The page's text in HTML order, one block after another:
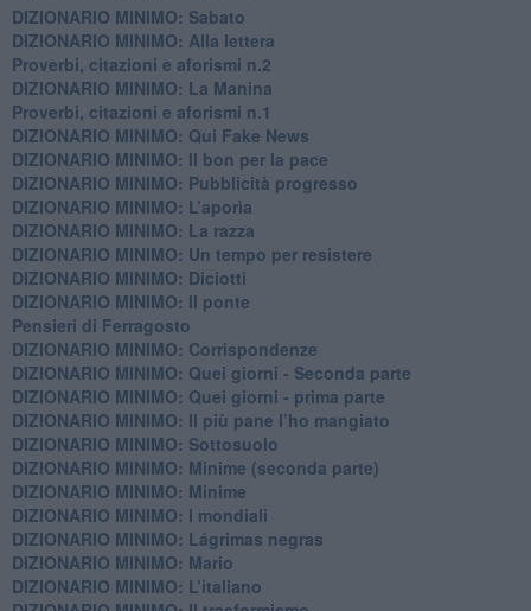
DIZIONARIO MINIMO: Sabato
​DIZIONARIO MINIMO: Alla lettera
Proverbi, citazioni e aforismi n.2
DIZIONARIO MINIMO: La Manina
​Proverbi, citazioni e aforismi n.1
DIZIONARIO MINIMO: Qui Fake News
DIZIONARIO MINIMO: ​Il bon per la pace
DIZIONARIO MINIMO: Pubblicità progresso
DIZIONARIO MINIMO: L’aporìa
DIZIONARIO MINIMO: La razza
DIZIONARIO MINIMO: Un tempo per resistere
DIZIONARIO MINIMO: Diciotti
DIZIONARIO MINIMO: Il ponte
Pensieri di Ferragosto
DIZIONARIO MINIMO: Corrispondenze
DIZIONARIO MINIMO: Quei giorni - Seconda parte
DIZIONARIO MINIMO: Quei giorni - prima parte
DIZIONARIO MINIMO: Il più pane l’ho mangiato
DIZIONARIO MINIMO: Sottosuolo
DIZIONARIO MINIMO: Minime (seconda parte)
DIZIONARIO MINIMO: Minime
DIZIONARIO MINIMO: ​I mondiali
DIZIONARIO MINIMO: ​Lágrimas negras
DIZIONARIO MINIMO: Mario
DIZIONARIO MINIMO: L’italiano